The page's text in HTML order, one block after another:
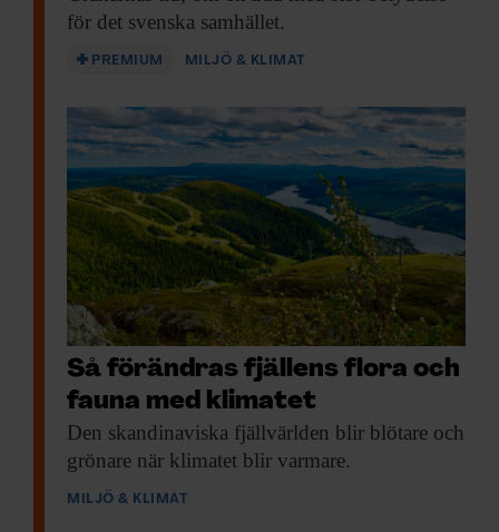
Dessa kan i sin tur kombinera informationen med annan
samlat in när du har använt deras tjänster.
för det svenska samhället.
PREMIUM MILJÖ & KLIMAT
Så förändras fjällens flora och
fauna med klimatet
Den skandinaviska fjäll­världen blir blötare och
grönare när klimatet blir varmare.
MILJÖ & KLIMAT